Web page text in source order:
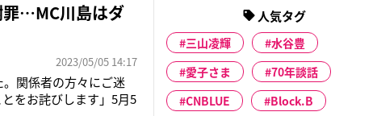
罪…MC川島はダ
2023/05/05 14:17
。関係者の方々にご迷
をお詫びします」5月5
人気タグ
三山凌輝
水谷豊
愛子さま
70年談話
CNBLUE
Block.B